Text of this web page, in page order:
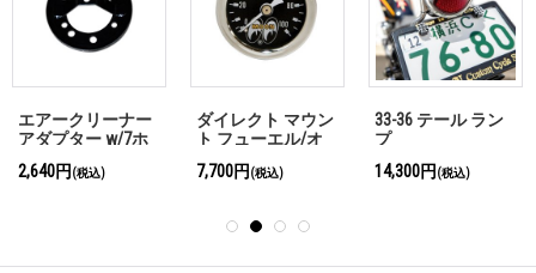
エアークリーナー
アダプター w/7ホ
2,640円 (税込)
ダイレクト マウン
ト フューエル/オ
ゲージ(0-100psi)
7,700円 (税込)
33-36 テール ラン
プ
14,300円 (税込)